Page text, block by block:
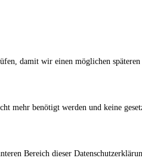
damit wir einen möglichen späteren
mehr benötigt werden und keine
Bereich dieser